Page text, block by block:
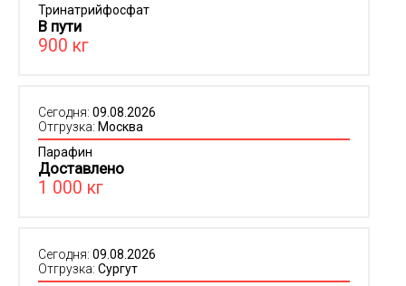
Тринатрийфосфат
В пути
900 кг
Сегодня: 09.08.2026
Отгрузка: Москва
Парафин
Доставлено
1 000 кг
Сегодня: 09.08.2026
Отгрузка: Сургут